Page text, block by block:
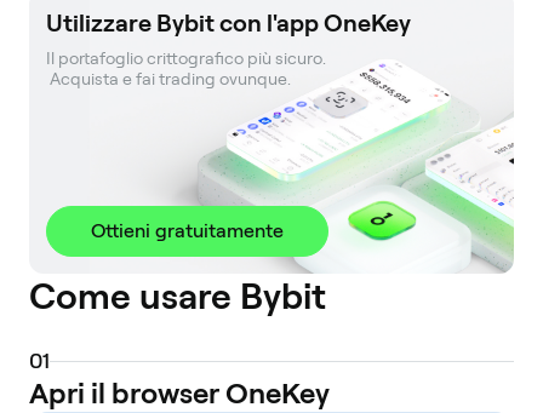
Utilizzare Bybit con l'app OneKey
Il portafoglio crittografico più sicuro.
Acquista e fai trading ovunque.
Ottieni gratuitamente
Come usare Bybit
01
Apri il browser OneKey